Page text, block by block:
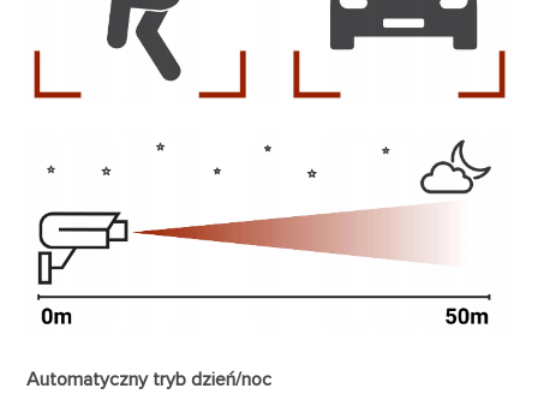
Automatyczny tryb dzień/noc